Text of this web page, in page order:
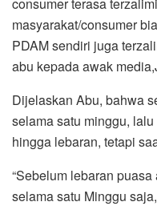
masyarakat/consumer
PDAM sendiri juga
abu kepada awak
Dijelaskan Abu, bahwa
selama satu minggu,
hingga lebaran, tetapi
“Sebelum lebaran
selama satu Minggu